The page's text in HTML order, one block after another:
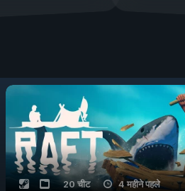
20 चीट 4 महीने पहले